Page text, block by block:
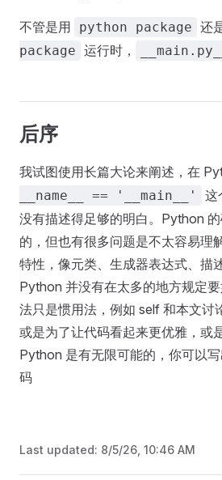
不管是用 python package 还
package 运行时， __main.py__
后序
我试图使用长篇大论来阐述，在
__name__ == '__main__'
这
没有描述得足够的明白。Python
的，但也有很多问题是不太容易理
特性，像元类、生成器表达式、描
Python 并没有在太多的地方规定
法只是惯用法，例如 self 和本文讨
或是为了让代码看起来更优雅，或
Python 是有无限可能的，你可以
码
Last updated: 8/5/26, 10:46 AM